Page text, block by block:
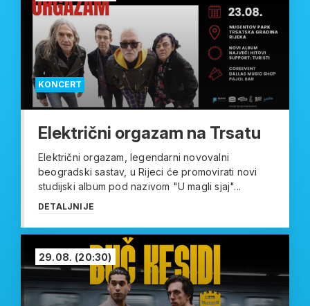
KONCERT
Električni orgazam na Trsatu
Električni orgazam, legendarni novovalni
beogradski sastav, u Rijeci će promovirati novi
studijski album pod nazivom "U magli sjaj"...
DETALJNIJE
29.08. (20:30)